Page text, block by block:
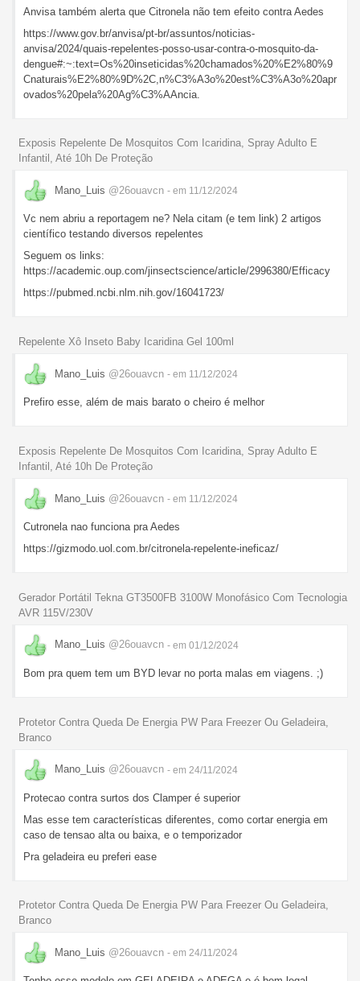
Anvisa também alerta que Citronela não tem efeito contra Aedes
https://www.gov.br/anvisa/pt-br/assuntos/noticias-
anvisa/2024/quais-repelentes-posso-usar-contra-o-mosquito-da-
dengue#:~:text=Os%20inseticidas%20chamados%20%E2%80%9
Cnaturais%E2%80%9D%2C,n%C3%A3o%20est%C3%A3o%20apr
ovados%20pela%20Ag%C3%AAncia.
Exposis Repelente De Mosquitos Com Icaridina, Spray Adulto E
Infantil, Até 10h De Proteção
Mano_Luis @26ouavcn - em 11/12/2024
Vc nem abriu a reportagem ne? Nela citam (e tem link) 2 artigos
científico testando diversos repelentes
Seguem os links:
https://academic.oup.com/jinsectscience/article/2996380/Efficacy
https://pubmed.ncbi.nlm.nih.gov/16041723/
Repelente Xô Inseto Baby Icaridina Gel 100ml
Mano_Luis @26ouavcn - em 11/12/2024
Prefiro esse, além de mais barato o cheiro é melhor
Exposis Repelente De Mosquitos Com Icaridina, Spray Adulto E
Infantil, Até 10h De Proteção
Mano_Luis @26ouavcn - em 11/12/2024
Cutronela nao funciona pra Aedes
https://gizmodo.uol.com.br/citronela-repelente-ineficaz/
Gerador Portátil Tekna GT3500FB 3100W Monofásico Com Tecnologia
AVR 115V/230V
Mano_Luis @26ouavcn - em 01/12/2024
Bom pra quem tem um BYD levar no porta malas em viagens. ;)
Protetor Contra Queda De Energia PW Para Freezer Ou Geladeira,
Branco
Mano_Luis @26ouavcn - em 24/11/2024
Protecao contra surtos dos Clamper é superior
Mas esse tem características diferentes, como cortar energia em
caso de tensao alta ou baixa, e o temporizador
Pra geladeira eu preferi ease
Protetor Contra Queda De Energia PW Para Freezer Ou Geladeira,
Branco
Mano_Luis @26ouavcn - em 24/11/2024